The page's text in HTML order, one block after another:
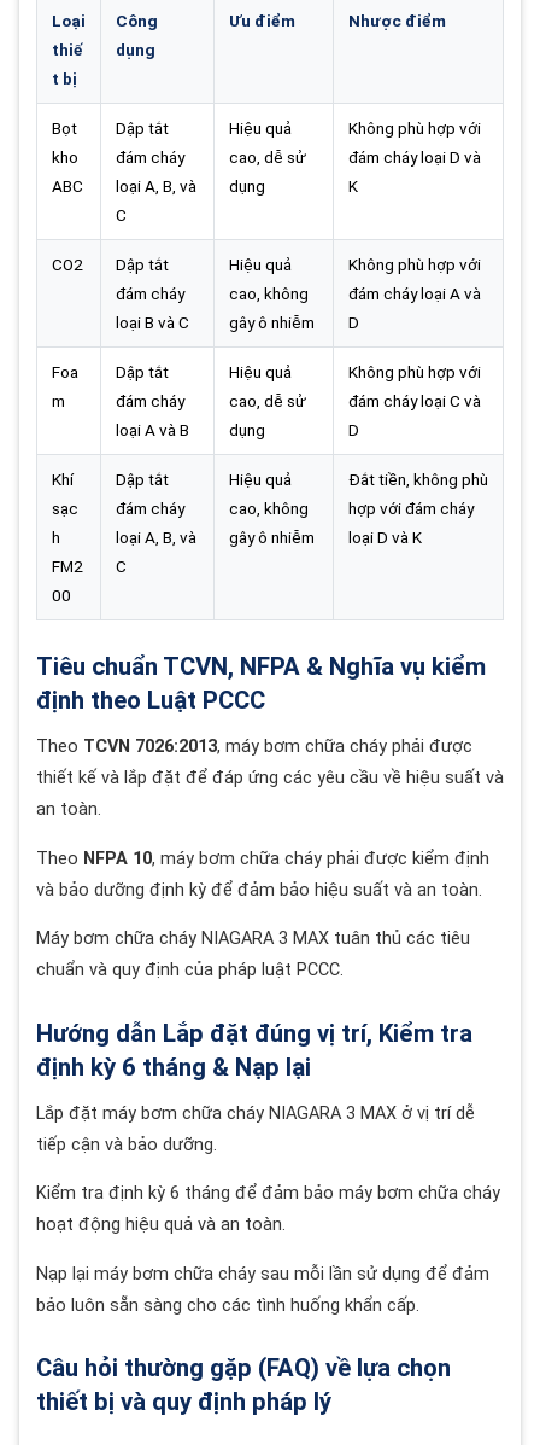
Loại
thiế
t bị
Công
dụng
Ưu điểm Nhược điểm
Bọt
kho
ABC
Dập tắt
đám cháy
loại A, B, và
C
Hiệu quả
cao, dễ sử
dụng
Không phù hợp với
đám cháy loại D và
K
CO2
Dập tắt
đám cháy
loại B và C
Hiệu quả
cao, không
gây ô nhiễm
Không phù hợp với
đám cháy loại A và
D
Foa
m
Dập tắt
đám cháy
loại A và B
Hiệu quả
cao, dễ sử
dụng
Không phù hợp với
đám cháy loại C và
D
Khí
sạc
h
FM2
00
Dập tắt
đám cháy
loại A, B, và
C
Hiệu quả
cao, không
gây ô nhiễm
Đắt tiền, không phù
hợp với đám cháy
loại D và K
Tiêu chuẩn TCVN, NFPA & Nghĩa vụ kiểm
định theo Luật PCCC
Theo TCVN 7026:2013, máy bơm chữa cháy phải được
thiết kế và lắp đặt để đáp ứng các yêu cầu về hiệu suất và
an toàn.
Theo NFPA 10, máy bơm chữa cháy phải được kiểm định
và bảo dưỡng định kỳ để đảm bảo hiệu suất và an toàn.
Máy bơm chữa cháy NIAGARA 3 MAX tuân thủ các tiêu
chuẩn và quy định của pháp luật PCCC.
Hướng dẫn Lắp đặt đúng vị trí, Kiểm tra
định kỳ 6 tháng & Nạp lại
Lắp đặt máy bơm chữa cháy NIAGARA 3 MAX ở vị trí dễ
tiếp cận và bảo dưỡng.
Kiểm tra định kỳ 6 tháng để đảm bảo máy bơm chữa cháy
hoạt động hiệu quả và an toàn.
Nạp lại máy bơm chữa cháy sau mỗi lần sử dụng để đảm
bảo luôn sẵn sàng cho các tình huống khẩn cấp.
Câu hỏi thường gặp (FAQ) về lựa chọn
thiết bị và quy định pháp lý